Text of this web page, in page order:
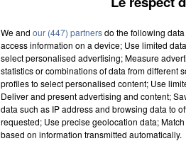
We and our (447) partnersdo the following
access information on a device; Use limited
select personalised advertising; Measure
statistics or combinations of data from different
profiles to select personalised content; Use
Deliver and present advertising and content;
data such as IP address and browsing data to
requested; Use precise geolocation data;
based on information transmitted automatically.